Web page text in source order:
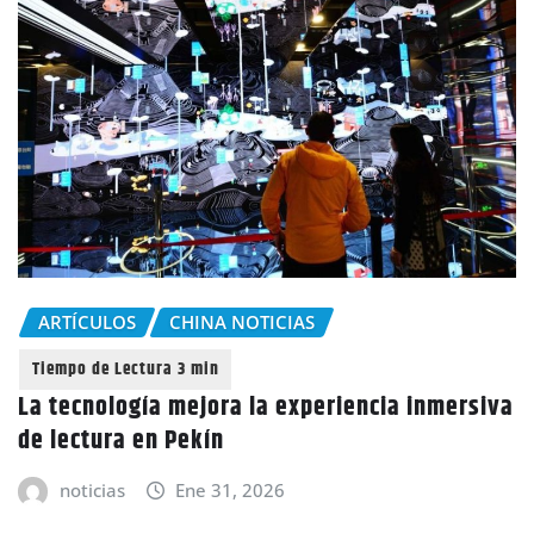
ARTÍCULOS CHINA NOTICIAS
La tecnología mejora la experiencia inmersiva
de lectura en Pekín
noticias Ene 31, 2026